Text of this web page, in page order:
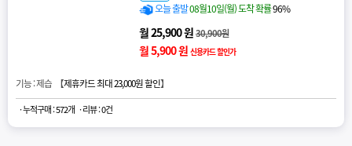
오늘 출발08월10일(월) 도착 확률96%
월 25,900 원30,900원
월 5,900 원 신용카드 할인가
기능 : 제습 【제휴카드 최대 23,000원 할인】
· 누적구매 : 572개 · 리뷰 : 0건